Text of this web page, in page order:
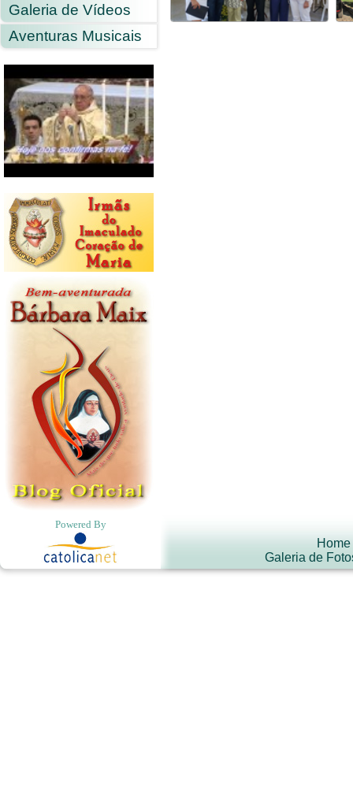
Galeria de Vídeos
Aventuras Musicais
Powered By
Home
Galeria de